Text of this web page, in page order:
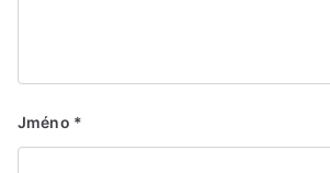
Jméno *